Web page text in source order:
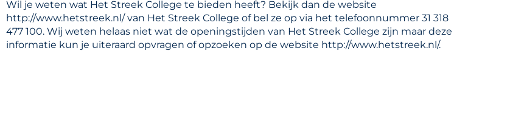
Wil je weten wat Het Streek College te bieden heeft? Bekijk dan de website
http://www.hetstreek.nl/ van Het Streek College of bel ze op via het telefoonnummer 31 318
477 100. Wij weten helaas niet wat de openingstijden van Het Streek College zijn maar deze
informatie kun je uiteraard opvragen of opzoeken op de website http://www.hetstreek.nl/.